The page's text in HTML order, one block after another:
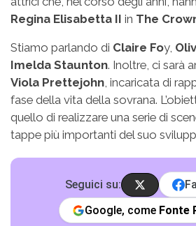
Regina Elisabetta II in The
Stiamo parlando di Claire Foy,
Imelda Staunton. Inoltre, ci sarà
Viola Prettejohn, incaricata di
fase della vita della sovrana.
quello di realizzare una serie di
tappe più importanti del suo
Seguici su:
Google, come Fonte